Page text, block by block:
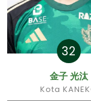
32
金子 光汰
Kota